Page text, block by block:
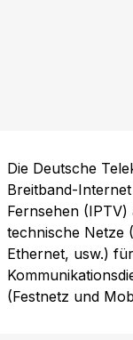
Die Deutsche
Breitband-
Fernsehen
technische Netze
Ethernet, usw.)
(Festnetz und